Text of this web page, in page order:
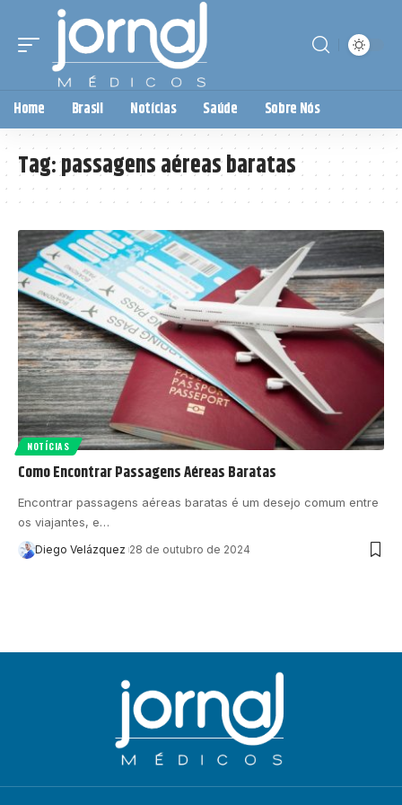
Home Brasil Notícias Saúde Sobre Nós
Tag:passagens aéreas baratas
NOTÍCIAS
Como Encontrar Passagens Aéreas Baratas
Encontrar passagens aéreas baratas é um desejo comum entre
os viajantes, e…
Diego Velázquez 28 de outubro de 2024